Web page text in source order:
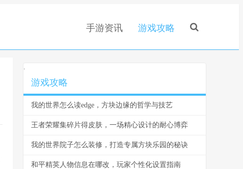
手游资讯 游戏攻略
.
游戏攻略
我的世界怎么读edge，方块边缘的哲学与技艺
王者荣耀集碎片得皮肤，一场精心设计的耐心博弈
我的世界院子怎么装修，打造专属方块乐园的秘诀
和平精英人物信息在哪改，玩家个性化设置指南